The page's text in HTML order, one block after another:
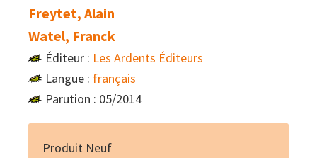
Freytet, Alain
Watel, Franck
Éditeur : Les Ardents Éditeurs
Langue : français
Parution : 05/2014
Produit Neuf